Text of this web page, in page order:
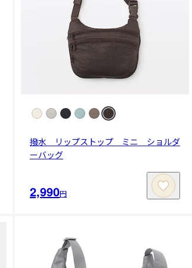
撥水 リップストップ ミニ ショルダ
ーバッグ
2,990円